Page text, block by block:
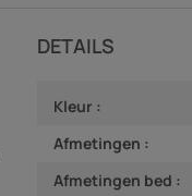
DETAILS
Kleur :
Afmetingen :
Afmetingen bed :